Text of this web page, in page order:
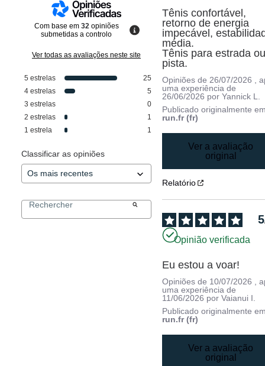
Com base em 32 opiniões
submetidas a controlo
Ver todas as avaliações neste site
5 estrelas
25
4 estrelas
5
3 estrelas
0
2 estrelas
1
1 estrela 1
Classificar as opiniões
Tênis confortável,
retorno de energia
impecável,
média.
Tênis para estrada
pista.
Opiniões de 26/07/2026
,
uma experiência de
26/06/2026 porYannick L.
Publicado originalmente
run.fr (fr)
Ver a avaliação
original
Relatório
5
Opinião verificada
Eu estou a voar!
Opiniões de 10/07/2026 ,
uma experiência de
11/06/2026 porVaianui I.
Publicado originalmente
run.fr (fr)
Ver a avaliação
original